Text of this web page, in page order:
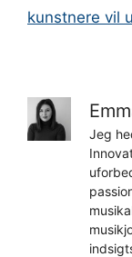
kunstnere vil
Jeg